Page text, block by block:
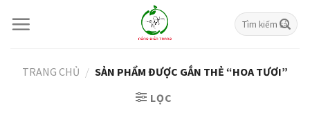
Tìm
kiếm:
TRANG CHỦ / SẢN PHẨM ĐƯỢC GẮN THẺ “HOA TƯƠI”
LỌC